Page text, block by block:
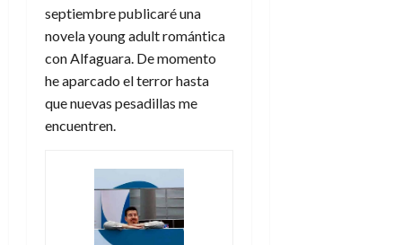
septiembre publicaré una
novela young adult romántica
con Alfaguara. De momento
he aparcado el terror hasta
que nuevas pesadillas me
encuentren.